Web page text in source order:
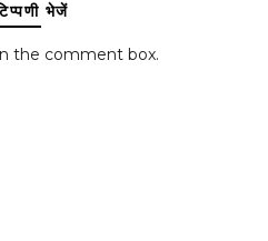
भेजें
the comment box.